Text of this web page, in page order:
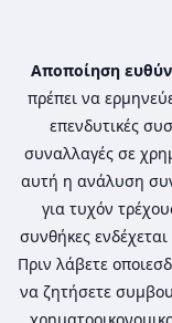
Αποποίηση
πρέπει να
επενδυτικές
συναλλαγές σε
αυτή η ανάλυση
για τυχόν
συνθήκες
Πριν λάβετε
να ζητήσετε